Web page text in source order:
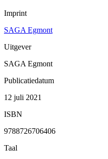
Imprint
SAGA Egmont
Uitgever
SAGA Egmont
Publicatiedatum
12 juli 2021
ISBN
9788726706406
Taal